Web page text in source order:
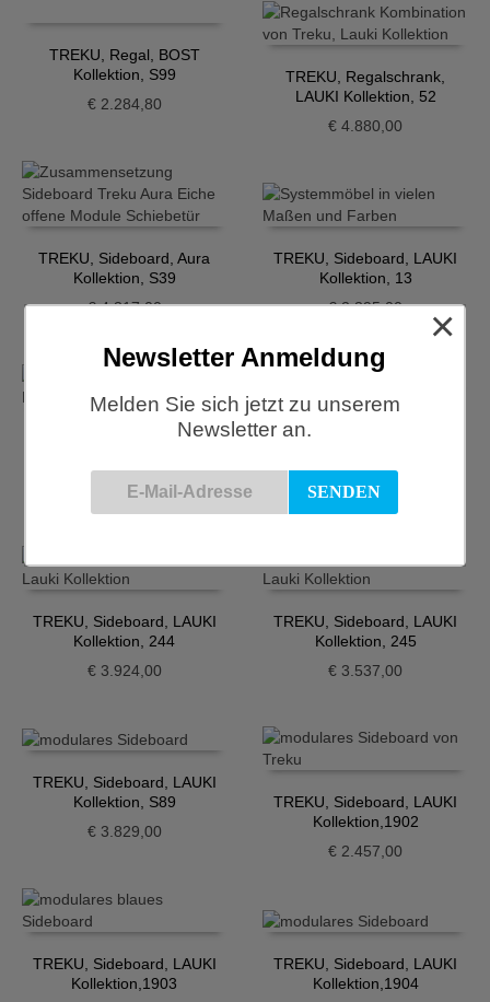
TREKU, Regal, BOST
Kollektion, S99
€2.284,80
TREKU, Regalschrank,
LAUKI Kollektion, 52
€ 4.880,00
TREKU, Sideboard, Aura
Kollektion, S39
€4.317,00
TREKU, Sideboard, LAUKI
Kollektion, 13
€2.395,00
TREKU, Sideboard, LAUKI
4.370,00
€2.378,00
TREKU, Sideboard, LAUKI
Kollektion, 244
€3.924,00
TREKU, Sideboard, LAUKI
Kollektion, 245
€ 3.537,00
TREKU, Sideboard, LAUKI
Kollektion, S89
€3.829,00
TREKU, Sideboard, LAUKI
Kollektion,1902
€ 2.457,00
TREKU, Sideboard, LAUKI
Kollektion,1903
TREKU, Sideboard, LAUKI
Kollektion,1904
Newsletter Anmeldung
Melden Sie sich jetzt zu unserem
Newsletter an.
×